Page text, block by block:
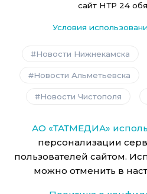
сайт НТР 24
Условия
Новости Нижнекамска
Новости Альметьевска
Новости Чистополя
АО «ТАТМЕДИА»
персонализации
пользователей сайтом.
можно отменить в